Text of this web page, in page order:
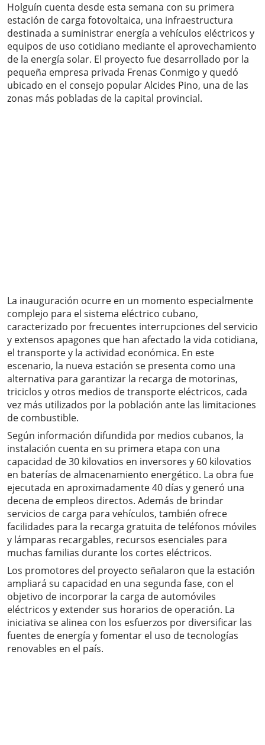
Holguín cuenta desde esta semana con su primera
estación de carga fotovoltaica, una infraestructura
destinada a suministrar energía a vehículos eléctricos y
equipos de uso cotidiano mediante el aprovechamiento
de la energía solar. El proyecto fue desarrollado por la
pequeña empresa privada Frenas Conmigo y quedó
ubicado en el consejo popular Alcides Pino, una de las
zonas más pobladas de la capital provincial.
La inauguración ocurre en un momento especialmente
complejo para el sistema eléctrico cubano,
caracterizado por frecuentes interrupciones del servicio
y extensos apagones que han afectado la vida cotidiana,
el transporte y la actividad económica. En este
escenario, la nueva estación se presenta como una
alternativa para garantizar la recarga de motorinas,
triciclos y otros medios de transporte eléctricos, cada
vez más utilizados por la población ante las limitaciones
de combustible.
Según información difundida por medios cubanos, la
instalación cuenta en su primera etapa con una
capacidad de 30 kilovatios en inversores y 60 kilovatios
en baterías de almacenamiento energético. La obra fue
ejecutada en aproximadamente 40 días y generó una
decena de empleos directos. Además de brindar
servicios de carga para vehículos, también ofrece
facilidades para la recarga gratuita de teléfonos móviles
y lámparas recargables, recursos esenciales para
muchas familias durante los cortes eléctricos.
Los promotores del proyecto señalaron que la estación
ampliará su capacidad en una segunda fase, con el
objetivo de incorporar la carga de automóviles
eléctricos y extender sus horarios de operación. La
iniciativa se alinea con los esfuerzos por diversificar las
fuentes de energía y fomentar el uso de tecnologías
renovables en el país.